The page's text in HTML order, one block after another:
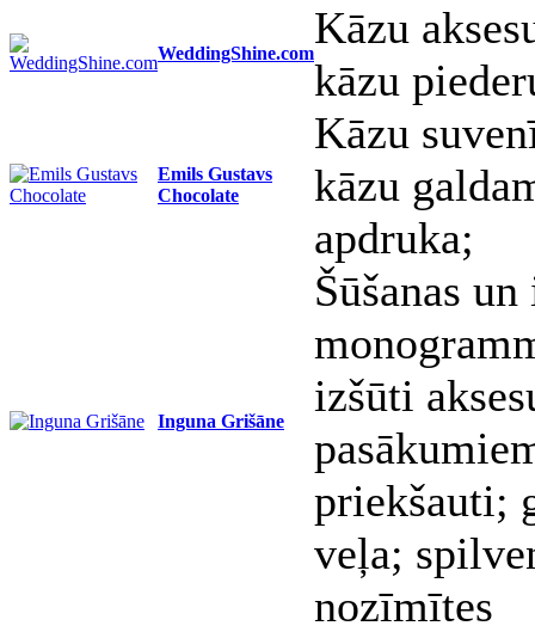
WeddingShine.com
Kāzu
kāzu
Emils Gustavs
Chocolate
Kāzu
kāzu
apdruka;
Inguna Grišāne
Šūšanas
izšūti
priekšauti;
veļa;
nozīmītes